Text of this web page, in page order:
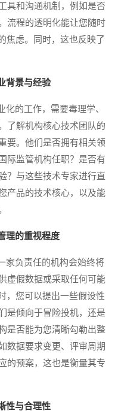
具和沟通机制，例如是否
流程的透明化能让您随时
焦虑。同时，这也反映了
背景与经验
的工作，需要毒理学、
了解机构核心技术团队的
要。他们是否拥有相关领
际监管机构任职？是否有
？与这些技术专家进行直
产品的技术核心，以及能
理的重视程度
负责任的机构会始终将
虚假数据或采取任何可能
，您可以提出一些假设性
是倾向于冒险投机，还是
是否能为您清晰勾勒出整
数据要求变更、评审周期
的预案，这也是衡量其专
性与合理性